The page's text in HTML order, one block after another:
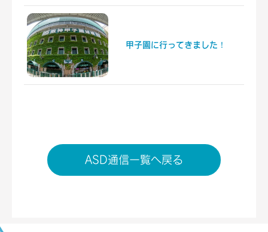
甲子園に行ってきました！
ASD通信一覧へ戻る